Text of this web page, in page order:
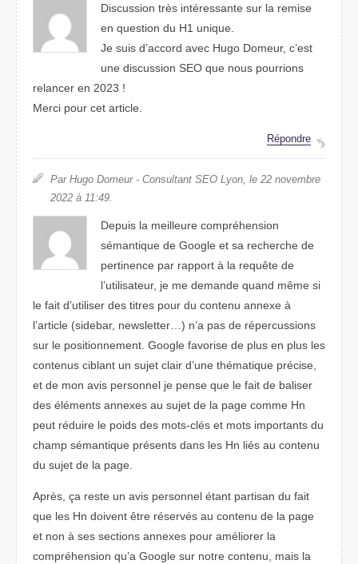
Discussion très intéressante sur la remise
en question du H1 unique.
Je suis d’accord avec Hugo Domeur, c’est
une discussion SEO que nous pourrions
relancer en 2023 !
Merci pour cet article.
Répondre
Par Hugo Domeur - Consultant SEO Lyon, le 22 novembre
2022 à 11:49.
Depuis la meilleure compréhension
sémantique de Google et sa recherche de
pertinence par rapport à la requête de
l’utilisateur, je me demande quand même si
le fait d’utiliser des titres pour du contenu annexe à
l’article (sidebar, newsletter…) n’a pas de répercussions
sur le positionnement. Google favorise de plus en plus les
contenus ciblant un sujet clair d’une thématique précise,
et de mon avis personnel je pense que le fait de baliser
des éléments annexes au sujet de la page comme Hn
peut réduire le poids des mots-clés et mots importants du
champ sémantique présents dans les Hn liés au contenu
du sujet de la page.
Après, ça reste un avis personnel étant partisan du fait
que les Hn doivent être réservés au contenu de la page
et non à ses sections annexes pour améliorer la
compréhension qu’a Google sur notre contenu, mais la